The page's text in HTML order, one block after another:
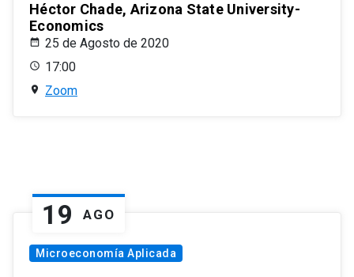
Héctor Chade, Arizona State University-
Economics
25 de Agosto de 2020
17:00
Zoom
19 AGO
Microeconomía Aplicada